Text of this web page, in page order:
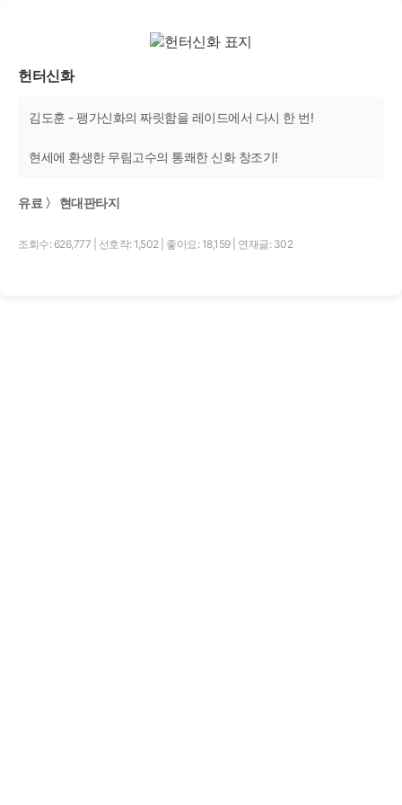
헌터신화
김도훈 - 팽가신화의 짜릿함을 레이드에서 다시 한 번!
현세에 환생한 무림고수의 통쾌한 신화 창조기!
유료 〉 현대판타지
조회수: 626,777 선호작: 1,502 좋아요: 18,159 연재글: 302